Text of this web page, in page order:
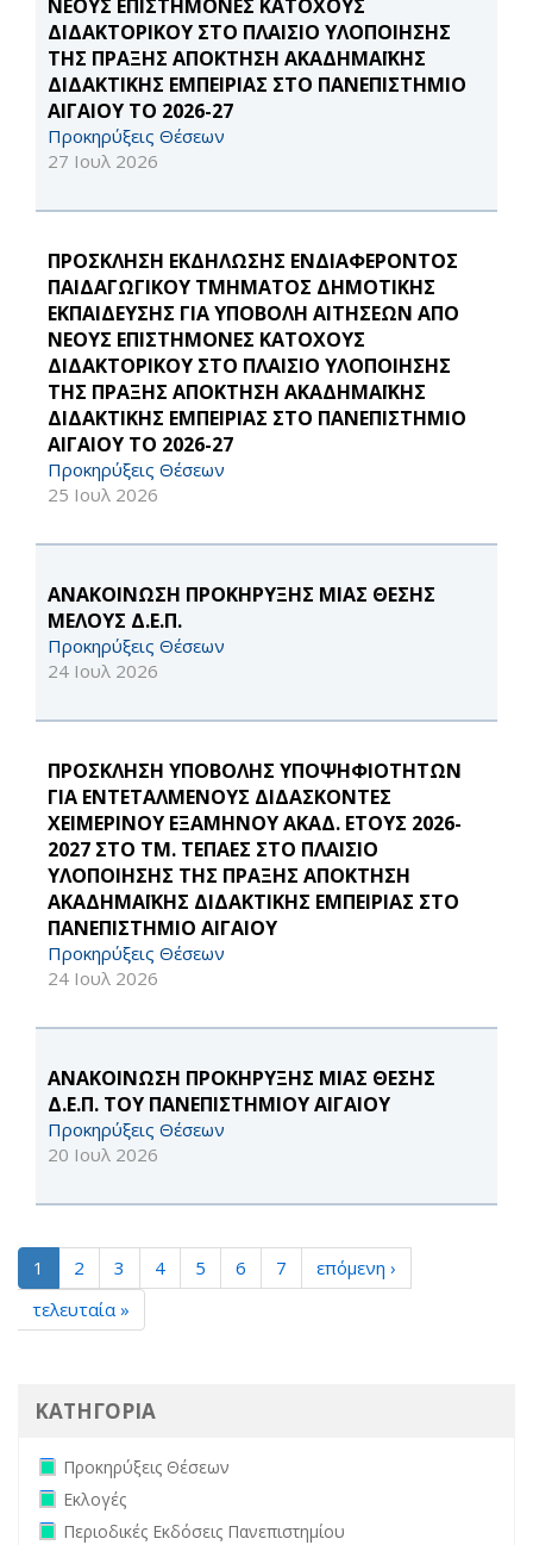
ΝΕΟΥΣ ΕΠΙΣΤΗΜΟΝΕΣ ΚΑΤΟΧΟΥΣ
ΔΙΔΑΚΤΟΡΙΚΟΥ ΣΤΟ ΠΛΑΙΣΙΟ ΥΛΟΠΟΙΗΣΗΣ
ΤΗΣ ΠΡΑΞΗΣ ΑΠΟΚΤΗΣΗ ΑΚΑΔΗΜΑΪΚΗΣ
ΔΙΔΑΚΤΙΚΗΣ ΕΜΠΕΙΡΙΑΣ ΣΤΟ ΠΑΝΕΠΙΣΤΗΜΙΟ
ΑΙΓΑΙΟΥ ΤΟ 2026-27
Προκηρύξεις Θέσεων
27 Ιουλ 2026
ΠΡΟΣΚΛΗΣΗ ΕΚΔΗΛΩΣΗΣ ΕΝΔΙΑΦΕΡΟΝΤΟΣ
ΠΑΙΔΑΓΩΓΙΚΟΥ ΤΜΗΜΑΤΟΣ ΔΗΜΟΤΙΚΗΣ
ΕΚΠΑΙΔΕΥΣΗΣ ΓΙΑ ΥΠΟΒΟΛΗ ΑΙΤΗΣΕΩΝ ΑΠΟ
ΝΕΟΥΣ ΕΠΙΣΤΗΜΟΝΕΣ ΚΑΤΟΧΟΥΣ
ΔΙΔΑΚΤΟΡΙΚΟΥ ΣΤΟ ΠΛΑΙΣΙΟ ΥΛΟΠΟΙΗΣΗΣ
ΤΗΣ ΠΡΑΞΗΣ ΑΠΟΚΤΗΣΗ ΑΚΑΔΗΜΑΪΚΗΣ
ΔΙΔΑΚΤΙΚΗΣ ΕΜΠΕΙΡΙΑΣ ΣΤΟ ΠΑΝΕΠΙΣΤΗΜΙΟ
ΑΙΓΑΙΟΥ ΤΟ 2026-27
Προκηρύξεις Θέσεων
25 Ιουλ 2026
ΑΝΑΚΟΙΝΩΣΗ ΠΡΟΚΗΡΥΞΗΣ ΜΙΑΣ ΘΕΣΗΣ
ΜΕΛΟΥΣ Δ.Ε.Π.
Προκηρύξεις Θέσεων
24 Ιουλ 2026
ΠΡΟΣΚΛΗΣΗ ΥΠΟΒΟΛΗΣ ΥΠΟΨΗΦΙΟΤΗΤΩΝ
ΓΙΑ ΕΝΤΕΤΑΛΜΕΝΟΥΣ ΔΙΔΑΣΚΟΝΤΕΣ
ΧΕΙΜΕΡΙΝΟΥ ΕΞΑΜΗΝΟΥ ΑΚΑΔ. ΕΤΟΥΣ 2026-
2027 ΣΤΟ ΤΜ. ΤΕΠΑΕΣ ΣΤΟ ΠΛΑΙΣΙΟ
ΥΛΟΠΟΙΗΣΗΣ ΤΗΣ ΠΡΑΞΗΣ ΑΠΟΚΤΗΣΗ
ΑΚΑΔΗΜΑΪΚΗΣ ΔΙΔΑΚΤΙΚΗΣ ΕΜΠΕΙΡΙΑΣ ΣΤΟ
ΠΑΝΕΠΙΣΤΗΜΙΟ ΑΙΓΑΙΟΥ
Προκηρύξεις Θέσεων
24 Ιουλ 2026
ΑΝΑΚΟΙΝΩΣΗ ΠΡΟΚΗΡΥΞΗΣ ΜΙΑΣ ΘΕΣΗΣ
Δ.Ε.Π. ΤΟΥ ΠΑΝΕΠΙΣΤΗΜΙΟΥ ΑΙΓΑΙΟΥ
Προκηρύξεις Θέσεων
20 Ιουλ 2026
1 2 3 4 5 6 7
επόμενη ›
τελευταία »
ΚΑΤΗΓΟΡΙΑ
Remove Προκηρύξεις Θέσεων filter
Προκηρύξεις Θέσεων
Remove Εκλογές filter
Εκλογές
Remove Περιοδικές Εκδόσεις Πανεπιστημίου filter
Περιοδικές Εκδόσεις Πανεπιστημίου